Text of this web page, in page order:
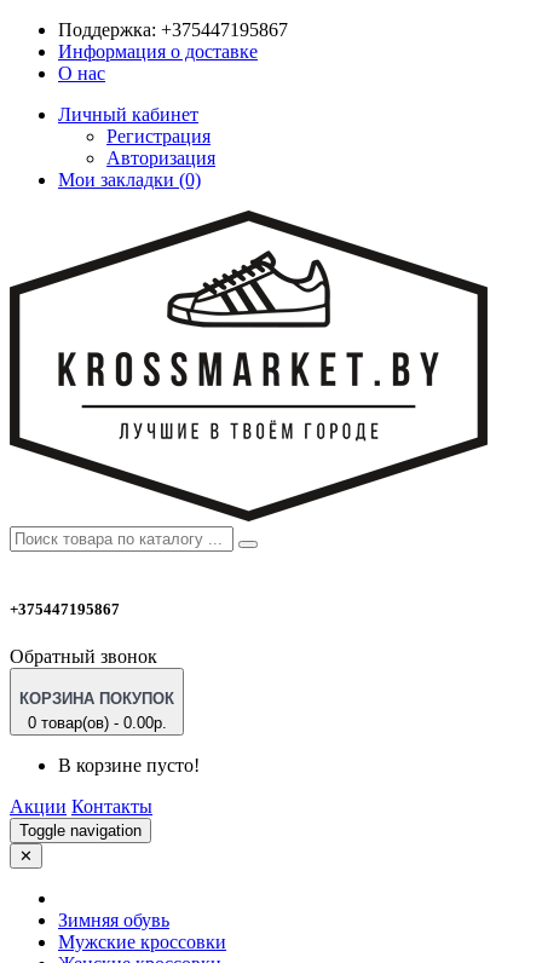
Поддержка: +375447195867
Информация о доставке
О нас
Личный кабинет
Регистрация
Авторизация
Мои закладки (0)
+375447195867
Обратный звонок
КОРЗИНА ПОКУПОК
0 товар(ов) - 0.00р.
В корзине пусто!
Акции Контакты
Toggle navigation
✕
Зимняя обувь
Мужские кроссовки